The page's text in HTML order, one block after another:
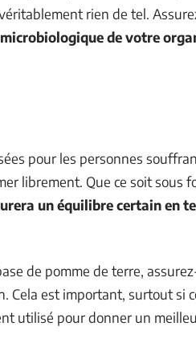
rien de tel.
de votre
pour les personnes
librement. Que ce soit sous
un équilibre certain en
de pomme de terre,
est important, surtout si
utilisé pour donner un